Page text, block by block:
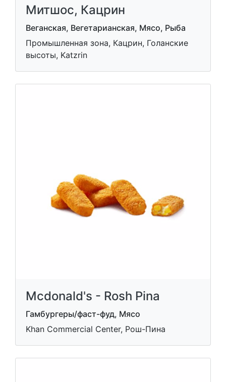
Митшос, Кацрин
Веганская, Вегетарианская, Мясо, Рыба
Промышленная зона, Кацрин, Голанские
высоты, Katzrin
Mcdonald's - Rosh Pina
Гамбургеры/фаст-фуд, Мясо
Khan Commercial Center, Рош-Пина